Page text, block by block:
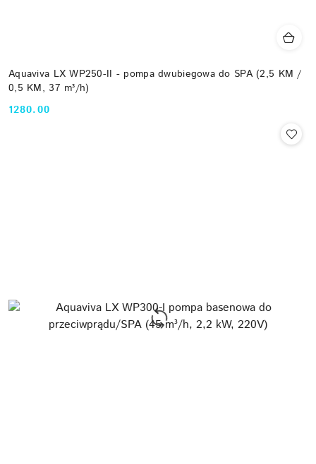
Aquaviva LX WP250-II - pompa dwubiegowa do SPA (2,5 KM /
0,5 KM, 37 m³/h)
Cena:
1280.00